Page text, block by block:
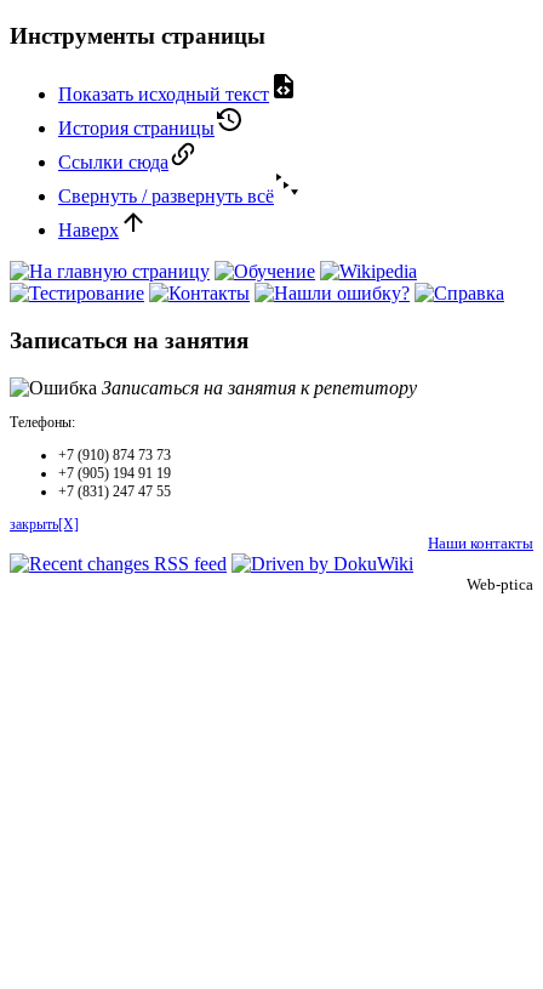
Инструменты страницы
Показать исходный текст
История страницы
Ссылки сюда
Свернуть / развернуть всё
Наверх
Записаться на занятия
Записаться на занятия к репетитору
Телефоны:
+7 (910) 874 73 73
+7 (905) 194 91 19
+7 (831) 247 47 55
закрыть[X]
Наши контакты
Web-ptica